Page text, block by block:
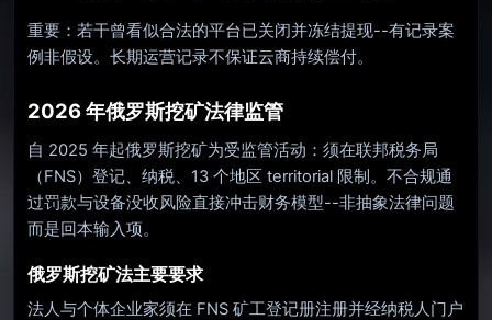
重要：若干曾看似合法的平台已关闭并冻结提现--有记录案
例非假设。长期运营记录不保证云商持续偿付。
2026 年俄罗斯挖矿法律监管
自 2025 年起俄罗斯挖矿为受监管活动：须在联邦税务局
（FNS）登记、纳税、13 个地区 territorial 限制。不合规通
过罚款与设备没收风险直接冲击财务模型--非抽象法律问题
而是回本输入项。
俄罗斯挖矿法主要要求
法人与个体企业家须在 FNS 矿工登记册注册并经纳税人门户